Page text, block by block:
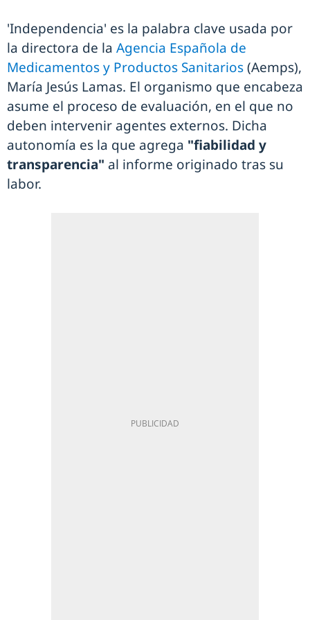
'Independencia' es la palabra clave usada por
la directora de la Agencia Española de
Medicamentos y Productos Sanitarios(Aemps),
María Jesús Lamas. El organismo que encabeza
asume el proceso de evaluación, en el que no
deben intervenir agentes externos. Dicha
autonomía es la que agrega "fiabilidad y
transparencia" al informe originado tras su
labor.